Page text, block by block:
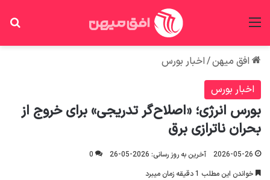
افق میهن/اخبار بورس
اخبار بورس
بورس انرژی؛ «اصلاح‌گر تدریجی» برای خروج از
بحران ناترازی برق
2026-05-26 آخرین به روز رسانی: 2026-05-26
0
خواندن این مطلب 1 دقیقه زمان میبرد